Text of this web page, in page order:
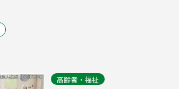
高齢者・福祉